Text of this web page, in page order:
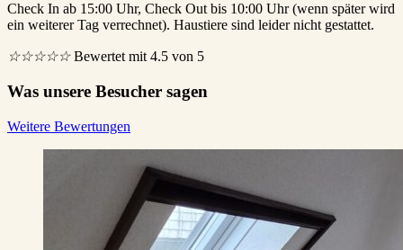
Check In ab 15:00 Uhr, Check Out bis 10:00 Uhr (wenn später wird
ein weiterer Tag verrechnet). Haustiere sind leider nicht gestattet.
☆☆☆☆☆ Bewertet mit 4.5 von 5
Was unsere Besucher sagen
Weitere Bewertungen